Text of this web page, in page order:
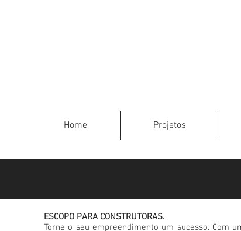
Home Projetos
ESCOPO PARA CONSTRUTORAS.
Torne o seu empreendimento um sucesso. Com